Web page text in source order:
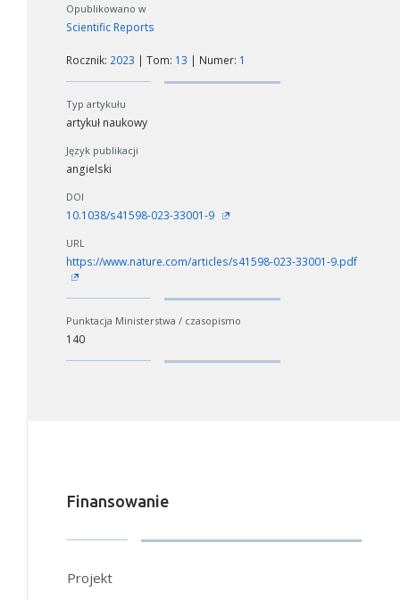
Opublikowano w
Scientific Reports
Rocznik: 2023 | Tom: 13 | Numer: 1
Typ artykułu
artykuł naukowy
Język publikacji
angielski
DOI
10.1038/s41598-023-33001-9
URL
https://www.nature.com/articles/s41598-023-33001-9.pdf
Punktacja Ministerstwa / czasopismo
140
Finansowanie
Projekt